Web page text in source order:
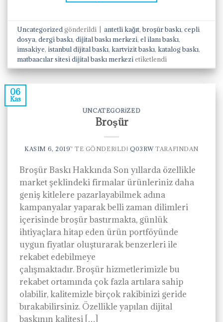
Uncategorizedgönderildi | antetli kağıt,broşür baskı,cepli
dosya,dergi baskı,dijital baskı merkezi,el ilanı baskı,
imsakiye,istanbul dijital baskı,kartvizit baskı,katalog baskı,
matbaacılar sitesi dijital baskı merkezietiketlendi
06
Kas
UNCATEGORIZED
Broşür
KASIM 6, 2019’' TE GÖNDERILDI Q03RWTARAFINDAN
Broşür Baskı Hakkında Son yıllarda özellikle
market şeklindeki firmalar ürünleriniz daha
geniş kitlelere pazarlayabilmek adına
kampanyalar yaparak belli zaman dilimleri
içerisinde broşür bastırmakta, günlük
ihtiyaçlara hitap eden ürün portföyünde
uygun fiyatlar oluşturarak benzerleri ile
rekabet edebilmeye
çalışmaktadır. Broşür hizmetlerimizle bu
rekabet ortamında çok fazla artılara sahip
olabilir, kalitemizle birçok rakibinizi geride
bırakabilirsiniz. Özellikle yapılan dijital
baskının kalitesi […]